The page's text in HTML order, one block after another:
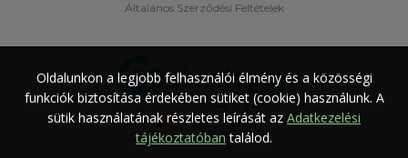
Oldalunkon a legjobb felhasználói élmény és a közösségi
funkciók biztosítása érdekében sütiket (cookie) használunk. A
sütik használatának részletes leírását az Adatkezelési
tájékoztatóban találod.
Általános Szerződési Feltételek